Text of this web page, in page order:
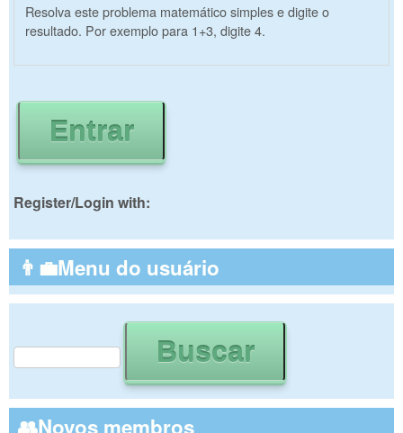
Resolva este problema matemático simples e digite o
resultado. Por exemplo para 1+3, digite 4.
Register/Login with:
👨‍💼Menu do usuário
Formulário de busca
👥Novos membros